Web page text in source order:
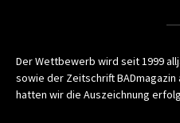
Der Wettbewerb wird seit 1999
sowie der Zeitschrift
hatten wir die Auszeichnung